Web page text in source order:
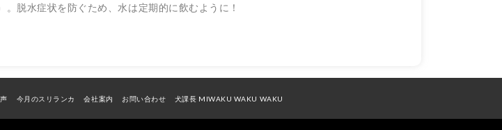
脱水症状を防ぐため、水は定期的に飲むように！
今月のスリランカ 会社案内 お問い合わせ 犬課長 MIWAKU WAKU WAKU